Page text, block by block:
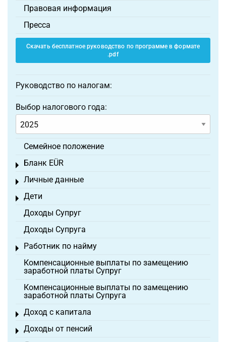
Правовая информация
Пресса
Скачать бесплатное руководство по программе в формате
.pdf
Руководство по налогам:
Выбор налогового года:
Семейное положение
Бланк EÜR
Toggle menu
Личные данные
Toggle menu
Дети
Toggle menu
Доходы Супруг
Доходы Супруга
Работник по найму
Toggle menu
Компенсационные выплаты по замещению
заработной платы Супруг
Компенсационные выплаты по замещению
заработной платы Супруга
Доход с капитала
Toggle menu
Доходы от пенсий
Toggle menu